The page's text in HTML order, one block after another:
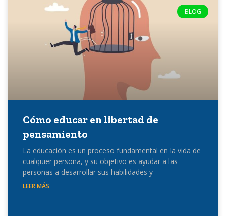
BLOG
Cómo educar en libertad de
pensamiento
La educación es un proceso fundamental en la vida de
cualquier persona, y su objetivo es ayudar a las
personas a desarrollar sus habilidades y
LEER MÁS